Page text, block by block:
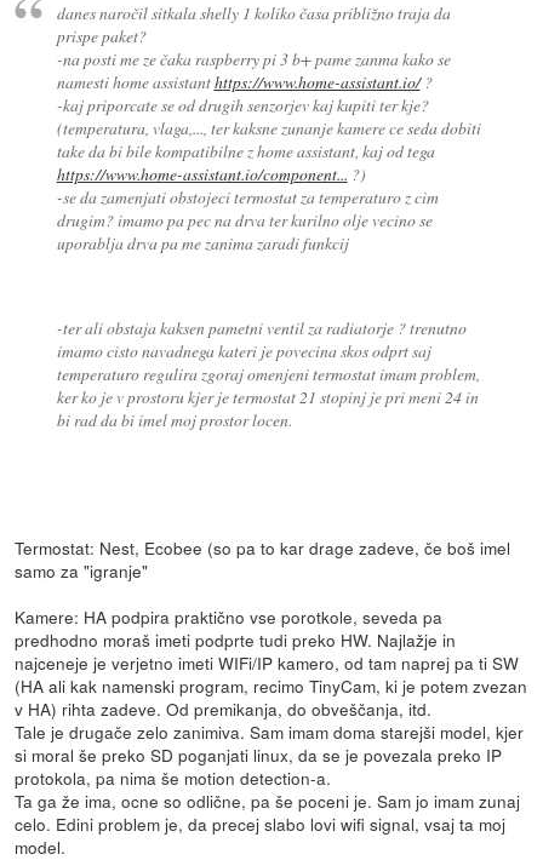
danes naročil sitkala shelly 1 koliko časa približno traja da
prispe paket?
-na posti me ze čaka raspberry pi 3 b+ pame zanma kako se
namesti home assistanthttps://www.home-assistant.io/?
-kaj priporcate se od drugih senzorjev kaj kupiti ter kje?
(temperatura, vlaga,..., ter kaksne zunanje kamere ce seda dobiti
take da bi bile kompatibilne z home assistant, kaj od tega
https://www.home-assistant.io/component... ?)
-se da zamenjati obstojeci termostat za temperaturo z cim
drugim? imamo pa pec na drva ter kurilno olje vecino se
uporablja drva pa me zanima zaradi funkcij
-ter ali obstaja kaksen pametni ventil za radiatorje ? trenutno
imamo cisto navadnega kateri je povecina skos odprt saj
temperaturo regulira zgoraj omenjeni termostat imam problem,
ker ko je v prostoru kjer je termostat 21 stopinj je pri meni 24 in
bi rad da bi imel moj prostor locen.
Termostat: Nest, Ecobee (so pa to kar drage zadeve, če boš imel
samo za "igranje"
Kamere: HA podpira praktično vse porotkole, seveda pa
predhodno moraš imeti podprte tudi preko HW. Najlažje in
najceneje je verjetno imeti WIFi/IP kamero, od tam naprej pa ti SW
(HA ali kak namenski program, recimo TinyCam, ki je potem zvezan
v HA) rihta zadeve. Od premikanja, do obveščanja, itd.
Tale je drugače zelo zanimiva. Sam imam doma starejši model, kjer
si moral še preko SD poganjati linux, da se je povezala preko IP
protokola, pa nima še motion detection-a.
Ta ga že ima, ocne so odlične, pa še poceni je. Sam jo imam zunaj
celo. Edini problem je, da precej slabo lovi wifi signal, vsaj ta moj
model.